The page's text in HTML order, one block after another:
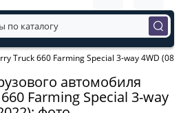
Truck 660 Farming Special 3-way 4WD
автомобиля
Farming Special 3-way